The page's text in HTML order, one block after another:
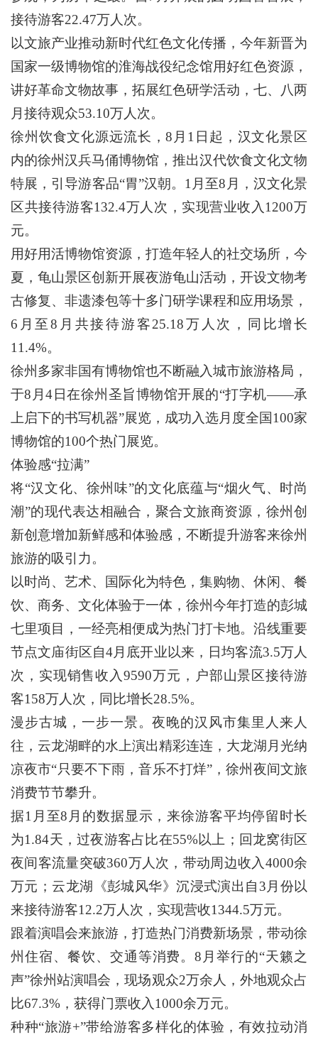
接待游客22.47万人次。
以文旅产业推动新时代红色文化传播，今年新晋为
国家一级博物馆的淮海战役纪念馆用好红色资源，
讲好革命文物故事，拓展红色研学活动，七、八两
月接待观众53.10万人次。
徐州饮食文化源远流长，8月1日起，汉文化景区
内的徐州汉兵马俑博物馆，推出汉代饮食文化文物
特展，引导游客品“胃”汉朝。1月至8月，汉文化景
区共接待游客132.4万人次，实现营业收入1200万
元。
用好用活博物馆资源，打造年轻人的社交场所，今
夏，龟山景区创新开展夜游龟山活动，开设文物考
古修复、非遗漆包等十多门研学课程和应用场景，
6月至8月共接待游客25.18万人次，同比增长
11.4%。
徐州多家非国有博物馆也不断融入城市旅游格局，
于8月4日在徐州圣旨博物馆开展的“打字机——承
上启下的书写机器”展览，成功入选月度全国100家
博物馆的100个热门展览。
体验感“拉满”
将“汉文化、徐州味”的文化底蕴与“烟火气、时尚
潮”的现代表达相融合，聚合文旅商资源，徐州创
新创意增加新鲜感和体验感，不断提升游客来徐州
旅游的吸引力。
以时尚、艺术、国际化为特色，集购物、休闲、餐
饮、商务、文化体验于一体，徐州今年打造的彭城
七里项目，一经亮相便成为热门打卡地。沿线重要
节点文庙街区自4月底开业以来，日均客流3.5万人
次，实现销售收入9590万元，户部山景区接待游
客158万人次，同比增长28.5%。
漫步古城，一步一景。夜晚的汉风市集里人来人
往，云龙湖畔的水上演出精彩连连，大龙湖月光纳
凉夜市“只要不下雨，音乐不打烊”，徐州夜间文旅
消费节节攀升。
据1月至8月的数据显示，来徐游客平均停留时长
为1.84天，过夜游客占比在55%以上；回龙窝街区
夜间客流量突破360万人次，带动周边收入4000余
万元；云龙湖《彭城风华》沉浸式演出自3月份以
来接待游客12.2万人次，实现营收1344.5万元。
跟着演唱会来旅游，打造热门消费新场景，带动徐
州住宿、餐饮、交通等消费。8月举行的“天籁之
声”徐州站演唱会，现场观众2万余人，外地观众占
比67.3%，获得门票收入1000余万元。
种种“旅游+”带给游客多样化的体验，有效拉动消